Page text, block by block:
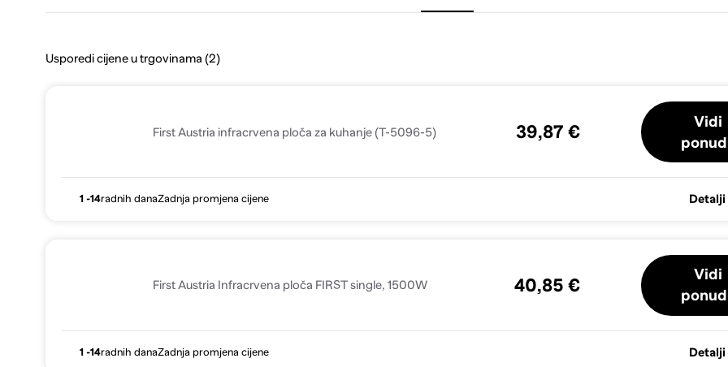
Usporedi cijene u trgovinama (2)
First Austria infracrvena ploča za kuhanje (T-5096-5) 39,87 €
Vidi
1 -14radnih danaZadnja promjena cijene
First Austria Infracrvena ploča FIRST single, 1500W 40,85 €
Vidi
1 -14radnih danaZadnja promjena cijene